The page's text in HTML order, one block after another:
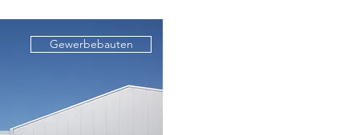
Gewerbebauten